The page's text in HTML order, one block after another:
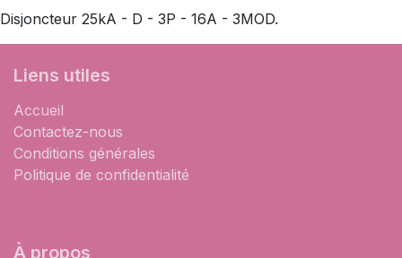
Disjoncteur 25kA - D - 3P - 16A - 3MOD.
Liens utiles
Accueil
Contactez-nous
Conditions générales
Politique de confidentialité
À propos